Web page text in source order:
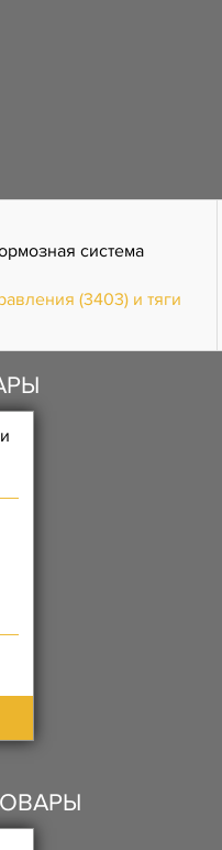
система
(3403) и тяги